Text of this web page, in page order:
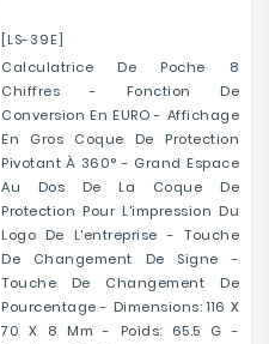
[LS-39E]
Calculatrice De Poche 8
Chiffres - Fonction De
Conversion En EURO - Affichage
En Gros Coque De Protection
Pivotant À 360° - Grand Espace
Au Dos De La Coque De
Protection Pour L'impression Du
Logo De L'entreprise - Touche
De Changement De Signe -
Touche De Changement De
Pourcentage - Dimensions: 116 X
70 X 8 Mm - Poids: 65.5 G -